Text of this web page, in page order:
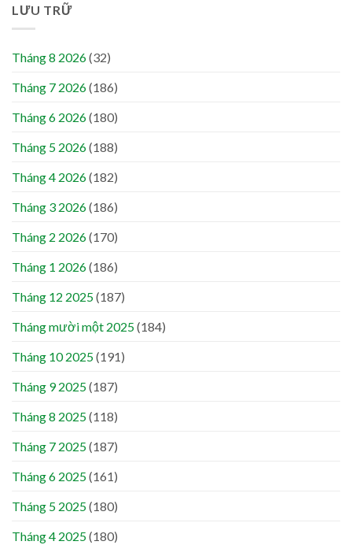
LƯU TRỮ
Tháng 8 2026(32)
Tháng 7 2026(186)
Tháng 6 2026(180)
Tháng 5 2026(188)
Tháng 4 2026(182)
Tháng 3 2026(186)
Tháng 2 2026(170)
Tháng 1 2026(186)
Tháng 12 2025(187)
Tháng mười một 2025(184)
Tháng 10 2025(191)
Tháng 9 2025(187)
Tháng 8 2025(118)
Tháng 7 2025(187)
Tháng 6 2025(161)
Tháng 5 2025(180)
Tháng 4 2025(180)